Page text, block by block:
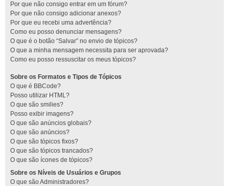
Por que não consigo entrar em um fórum?
Por que não consigo adicionar anexos?
Por que eu recebi uma advertência?
Como eu posso denunciar mensagens?
O que é o botão “Salvar” no envio de tópicos?
O que a minha mensagem necessita para ser aprovada?
Como eu posso ressuscitar os meus tópicos?
Sobre os Formatos e Tipos de Tópicos
O que é BBCode?
Posso utilizar HTML?
O que são smilies?
Posso exibir imagens?
O que são anúncios globais?
O que são anúncios?
O que são tópicos fixos?
O que são tópicos trancados?
O que são ícones de tópicos?
Sobre os Níveis de Usuários e Grupos
O que são Administradores?